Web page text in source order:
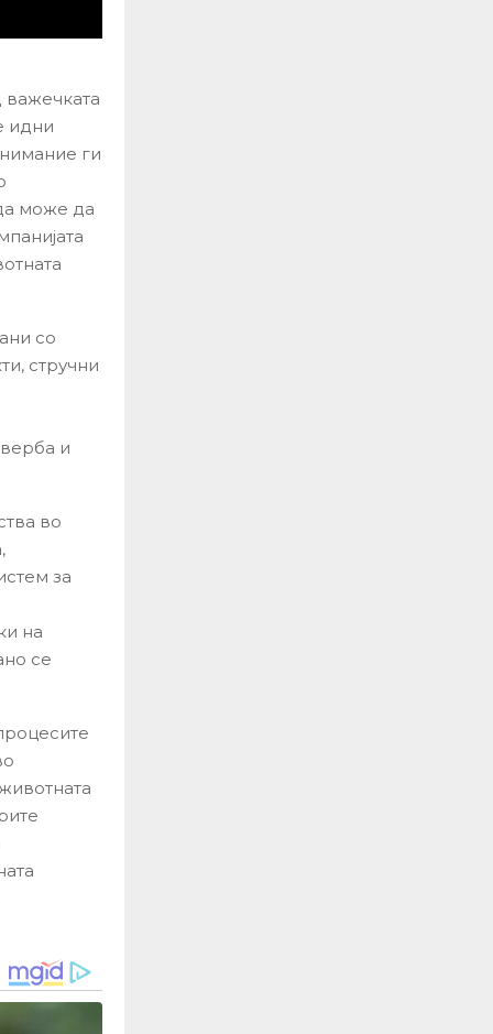
важечката
идни
ги
може да
со
стручни
и
во
за
на
се